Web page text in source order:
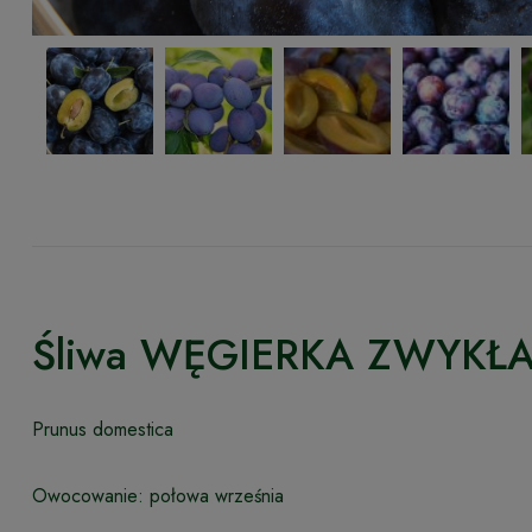
Śliwa WĘGIERKA
Prunus domestica
Owocowanie: połowa września